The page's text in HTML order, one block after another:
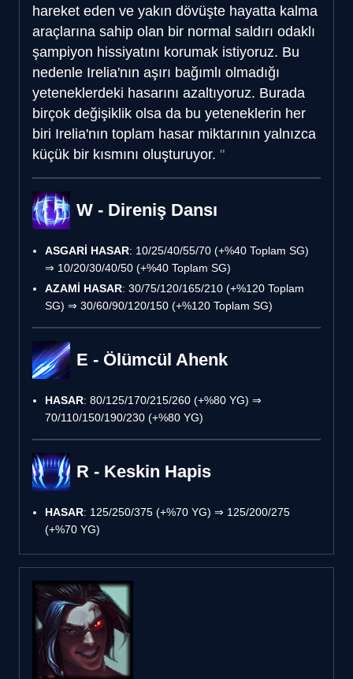
hareket eden ve yakın dövüşte hayatta kalma
araçlarına sahip olan bir normal saldırı odaklı
şampiyon hissiyatını korumak istiyoruz. Bu
nedenle Irelia'nın aşırı bağımlı olmadığı
yeteneklerdeki hasarını azaltıyoruz. Burada
birçok değişiklik olsa da bu yeteneklerin her
biri Irelia'nın toplam hasar miktarının yalnızca
küçük bir kısmını oluşturuyor.
W - Direniş Dansı
ASGARİ HASAR: 10/25/40/55/70 (+%40 Toplam SG)
⇒ 10/20/30/40/50 (+%40 Toplam SG)
AZAMİ HASAR: 30/75/120/165/210 (+%120 Toplam
SG) ⇒ 30/60/90/120/150 (+%120 Toplam SG)
E - Ölümcül Ahenk
HASAR: 80/125/170/215/260 (+%80 YG) ⇒
70/110/150/190/230 (+%80 YG)
R - Keskin Hapis
HASAR: 125/250/375 (+%70 YG) ⇒ 125/200/275
(+%70 YG)